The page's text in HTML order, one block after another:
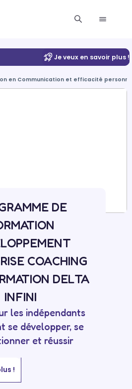
Je veux en savoir plus !
en Communication et efficacité
DE
COACHING
DELTA
INFINI
les indépendants
se développer, se
et réussir
!